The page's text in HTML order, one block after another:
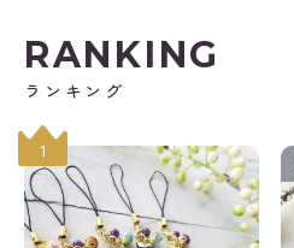
RANKING
ランキング
1